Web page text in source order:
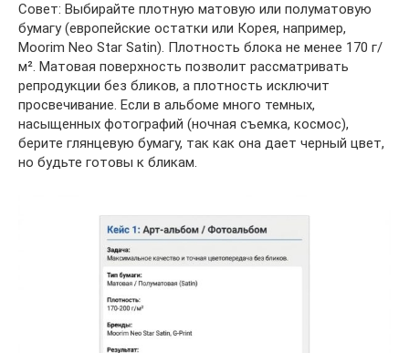
Совет: Выбирайте плотную матовую или полуматовую
бумагу (европейские остатки или Корея, например,
Moorim Neo Star Satin). Плотность блока не менее 170 г/
м². Матовая поверхность позволит рассматривать
репродукции без бликов, а плотность исключит
просвечивание. Если в альбоме много темных,
насыщенных фотографий (ночная съемка, космос),
берите глянцевую бумагу, так как она дает черный цвет,
но будьте готовы к бликам.